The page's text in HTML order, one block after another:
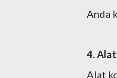
Anda
4.
Alat